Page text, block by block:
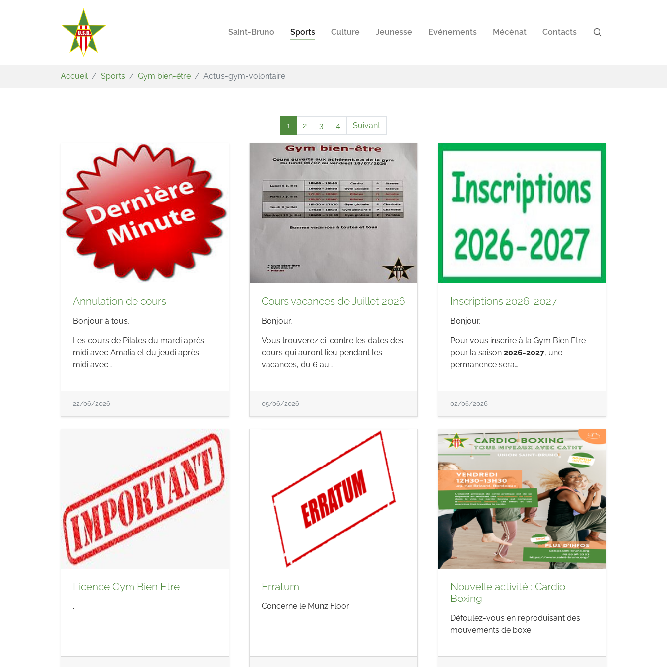
Saint-Bruno Sports Culture Jeunesse Evénements Mécénat Contacts
Accueil Sports Gym bien-être Actus-gym-volontaire
1 2 3 4 Suivant
Annulation de cours
Bonjour à tous,
Les cours de Pilates du mardi après-
midi avec Amalia et du jeudi après-
midi avec…
22/06/2026
Cours vacances de Juillet 2026
Bonjour,
Vous trouverez ci-contre les dates des
cours qui auront lieu pendant les
vacances, du 6 au…
05/06/2026
Inscriptions 2026-2027
Bonjour,
Pour vous inscrire à la Gym Bien Etre
pour la saison 2026-2027, une
permanence sera…
02/06/2026
Licence Gym Bien Etre
.
Erratum
Concerne le Munz Floor
Nouvelle activité : Cardio
Boxing
Défoulez-vous en reproduisant des
mouvements de boxe !